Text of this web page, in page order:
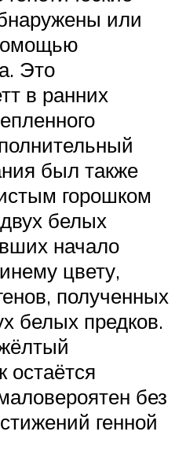
или
Это
в ранних
был также
горошком
белых
начало
цвету,
полученных
белых предков.
остаётся
без
генной